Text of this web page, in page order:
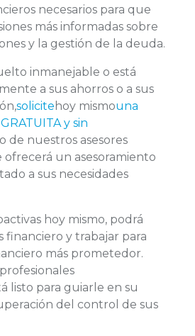
necesarios para que
más informadas sobre
y la gestión de la deuda.
inmanejable o está
a sus ahorros o a sus
solicite hoy mismouna
y sin
de nuestros asesores
un asesoramiento
a sus necesidades
hoy mismo, podrá
financiero y trabajar para
más prometedor.
listo para guiarle en su
del control de sus